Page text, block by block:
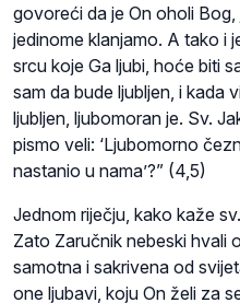
govoreći da je On oholi
jedinome klanjamo. A tako i
srcu koje Ga ljubi, hoće biti
sam da bude ljubljen, i kada
ljubljen, ljubomoran je. Sv.
pismo veli: ‘Ljubomorno
nastanio u nama’?” (4,5)
Jednom riječju, kako kaže
Zato Zaručnik nebeski hvali
samotna i sakrivena od
one ljubavi, koju On želi za